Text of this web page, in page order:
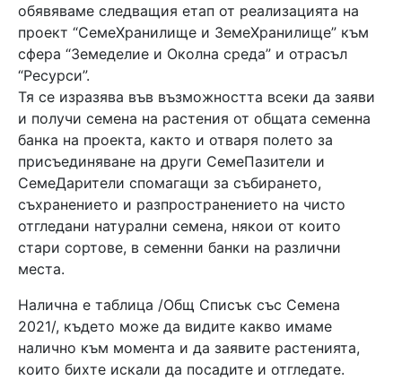
обявяваме следващия етап от реализацията на
проект “СемеХранилище и ЗемеХранилище” към
сфера “Земеделие и Околна среда” и отрасъл
“Ресурси”.
Тя се изразява във възможността всеки да заяви
и получи семена на растения от общата семенна
банка на проекта, както и отваря полето за
присъединяване на други СемеПазители и
СемеДарители спомагащи за събирането,
съхранението и разпространението на чисто
отгледани натурални семена, някои от които
стари сортове, в семенни банки на различни
места.
Налична е таблица /Общ Списък със Семена
2021/, където може да видите какво имаме
налично към момента и да заявите растенията,
които бихте искали да посадите и отгледате.